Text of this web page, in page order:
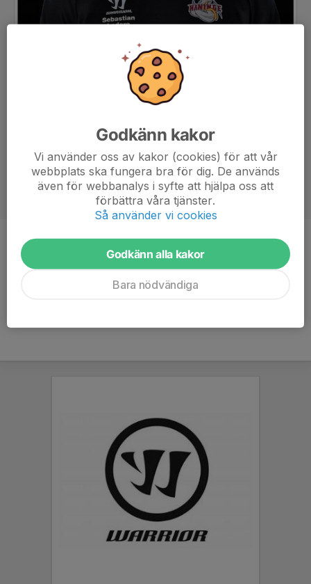
Titel
Huvudtränare
Ålder
45 år
Godkänn kakor
Vi använder oss av kakor (cookies) för att vår
webbplats ska fungera bra för dig. De används
även för webbanalys i syfte att hjälpa oss att
förbättra våra tjänster.
Så använder vi cookies
Godkänn alla kakor
Bara nödvändiga